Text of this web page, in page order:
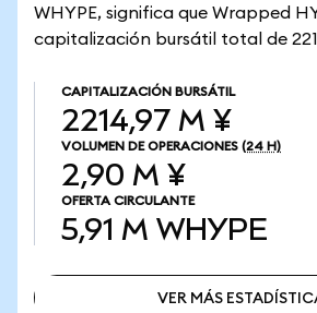
WHYPE, significa que Wrapped
capitalización bursátil total de
CAPITALIZACIÓN BURSÁTIL
2214,97 M ¥
VOLUMEN DE OPERACIONES (24 H)
2,90 M ¥
OFERTA CIRCULANTE
5,91 M WHYPE
VER MÁS